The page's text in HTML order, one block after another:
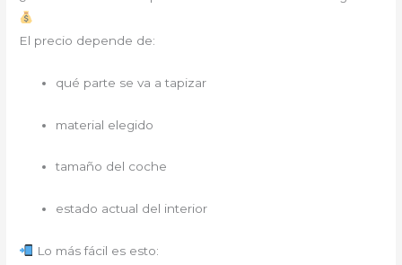
El precio depende de:
qué parte se va a tapizar
material elegido
tamaño del coche
estado actual del interior
Lo más fácil es esto: